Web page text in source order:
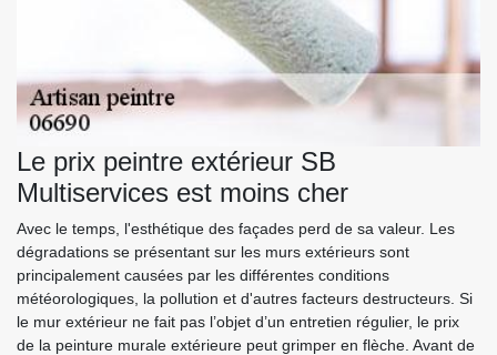
Le prix peintre extérieur SB
Multiservices est moins cher
Avec le temps, l'esthétique des façades perd de sa valeur. Les
dégradations se présentant sur les murs extérieurs sont
principalement causées par les différentes conditions
météorologiques, la pollution et d'autres facteurs destructeurs. Si
le mur extérieur ne fait pas l’objet d’un entretien régulier, le prix
de la peinture murale extérieure peut grimper en flèche. Avant de